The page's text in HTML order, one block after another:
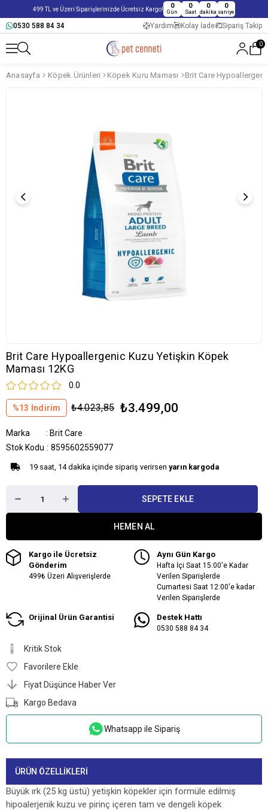
499 TL ve Üzeri Siparişlerinizde Ücretsiz Kargo! 0
Gün
0
Saat
0
dakika
0
saniye
0530 588 84 34 Yardım Kolay İade Sipariş Takip
0
Anasayfa Köpek Ürünleri Köpek Kuru Maması
Brit Care Hypoallergenic Kuzu Yetişkin Köpek
Maması 12KG
0.0
%13 İndirim ₺4.023,85 ₺3.499,00
Marka : Brit Care
Stok Kodu
8595602559077
19 saat, 14 dakika içinde sipariş verirsen yarın kargoda
Kargo ile Ücretsiz
Gönderim
499₺ Üzeri Alışverişlerde
Aynı Gün Kargo
Hafta İçi Saat 15:00'e Kadar
Verilen Siparişlerde
Cumartesi Saat 12:00'e kadar
Verilen Siparişlerde
Orijinal Ürün Garantisi Destek Hattı
0530 588 84 34
Kritik Stok
Favorilere Ekle
Fiyat Düşünce Haber Ver
Kargo Bedava
Whatsapp ile Sipariş
ÜRÜN ÖZELLIKLERI
Büyük ırk (25 kg üstü) yetişkin köpekler için formüle edilmiş
hipoalerjenik kuzu ve pirinç içeren tam ve dengeli köpek